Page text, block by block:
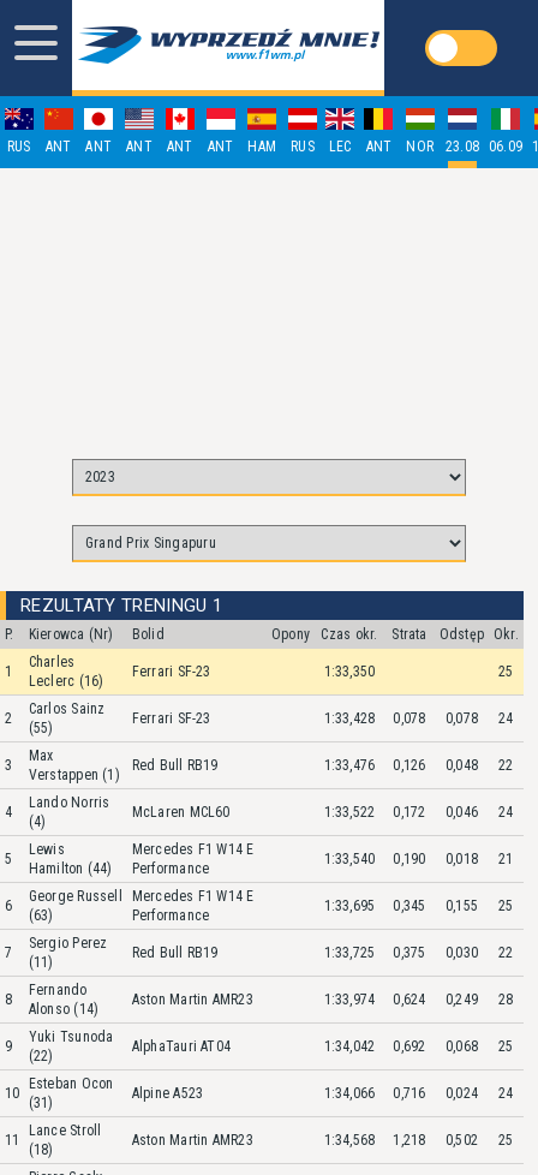
RUS ANT ANT ANT ANT ANT HAM RUS LEC ANT NOR 23.08 06.09
REZULTATY TRENINGU 1
P. Kierowca (Nr) Bolid Opony Czas okr. Strata Odstęp Okr.
1
Charles
Leclerc (16)
Ferrari SF-23 1:33,350 25
2
Carlos Sainz
(55)
Ferrari SF-23 1:33,428 0,078 0,078 24
3
Max
Verstappen (1)
Red Bull RB19 1:33,476 0,126 0,048 22
4
Lando Norris
(4)
McLaren MCL60 1:33,522 0,172 0,046 24
5
Lewis
Hamilton (44)
Mercedes F1 W14 E
Performance
1:33,540 0,190 0,018 21
6
George Russell
(63)
Mercedes F1 W14 E
Performance
1:33,695 0,345 0,155 25
7
Sergio Perez
(11)
Red Bull RB19 1:33,725 0,375 0,030 22
8
Fernando
Alonso (14)
Aston Martin AMR23 1:33,974 0,624 0,249 28
9
Yuki Tsunoda
(22)
AlphaTauri AT04 1:34,042 0,692 0,068 25
10
Esteban Ocon
(31)
Alpine A523 1:34,066 0,716 0,024 24
11
Lance Stroll
(18)
Aston Martin AMR23 1:34,568 1,218 0,502 25